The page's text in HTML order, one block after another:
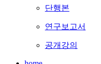
단행본
연구보고서
공개강의